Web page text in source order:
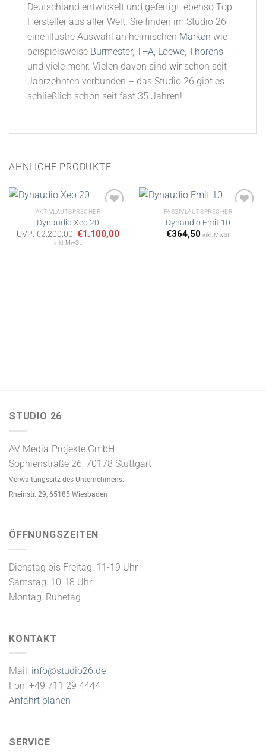
Deutschland entwickelt und gefertigt, ebenso Top-
Hersteller aus aller Welt. Sie finden im Studio 26
eine illustre Auswahl an heimischen Marken wie
beispielsweise Burmester, T+A Loewe Thorens
und viele mehr. Vielen davon sind wir schon seit
Jahrzehnten verbunden – das Studio 26 gibt es
schließlich schon seit fast 35 Jahren!
ÄHNLICHE PRODUKTE
Artikel
AKTIVLAUTSPRECHER
Dynaudio Xeo 20
UVP: €2.200,00 Ursprünglicher
Preis
€1.100,00
inkl. MwSt.
Artikel
PASSIVLAUTSPRECHER
Dynaudio Emit 10
€364,50 inkl. MwSt.
STUDIO 26
AV Media-Projekte GmbH
Sophienstraße 26, 70178 Stuttgart
Verwaltungssitz des Unternehmens:
Rheinstr. 29, 65185 Wiesbaden
ÖFFNUNGSZEITEN
Dienstag bis Freitag: 11-19 Uhr
Samstag: 10-18 Uhr
Montag: Ruhetag
KONTAKT
Mail: info@studio26.de
Fon: +49 711 29 4444
Anfahrt planen
SERVICE